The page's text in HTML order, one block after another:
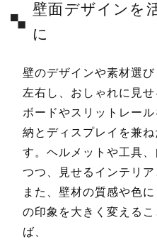
壁面デザインを
に
壁のデザインや素材選
左右し、おしゃれに見
ボードやスリットレー
納とディスプレイを兼
す。ヘルメットや工具
つつ、見せるインテリア
また、壁材の質感や色
の印象を大きく変える
ば、